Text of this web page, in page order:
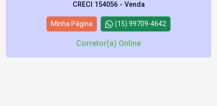
CRECI 154056 - Venda
Minha Página (15) 99709-4642
Corretor(a) Online